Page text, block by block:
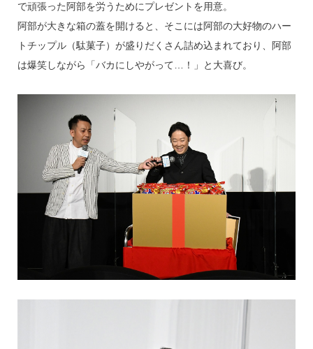
で頑張った阿部を労うためにプレゼントを用意。
阿部が大きな箱の蓋を開けると、そこには阿部の大好物のハー
トチップル（駄菓子）が盛りだくさん詰め込まれており、阿部
は爆笑しながら「バカにしやがって…！」と大喜び。